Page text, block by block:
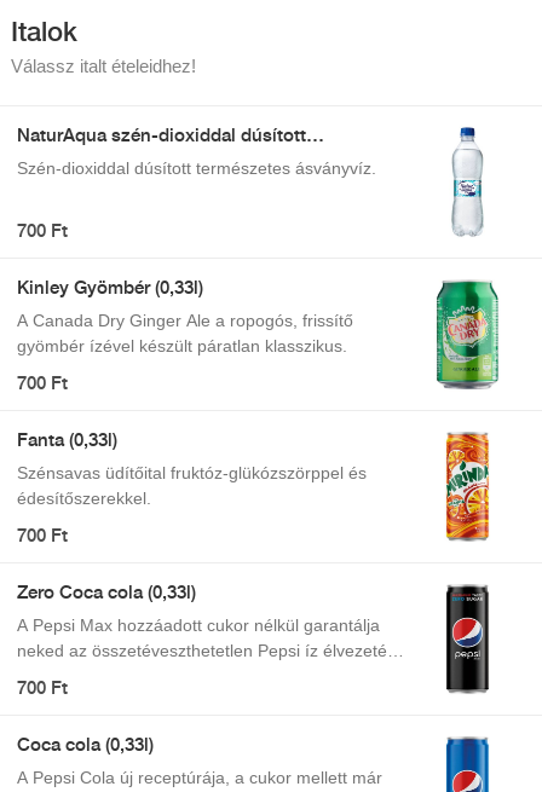
Italok
Válassz italt ételeidhez!
NaturAqua szén-dioxiddal dúsított
Szén-dioxiddal dúsított természetes ásványvíz.
700 Ft
Kinley Gyömbér (0,33l)
A Canada Dry Ginger Ale a ropogós, frissítő
gyömbér ízével készült páratlan klasszikus.
700 Ft
Fanta (0,33l)
Szénsavas üdítőital fruktóz-glükózszörppel és
édesítőszerekkel.
700 Ft
Zero Coca cola (0,33l)
A Pepsi Max hozzáadott cukor nélkül garantálja
neked az összetéveszthetetlen Pepsi íz élvezetét,
700 Ft
Coca cola (0,33l)
A Pepsi Cola új receptúrája, a cukor mellett már